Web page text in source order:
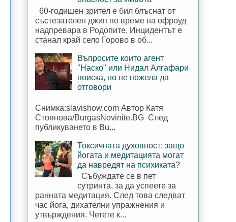
60-годишен зрител е бил блъснат от
състезателен джип по време на офроуд
надпревара в Родопите. Инцидентът е
станал край село Горово в об...
Въпросите които агент
"Наско" или Нидал Алгафари
поиска, но не пожела да
отговори
Снимка:slavishow.com Автор Катя
Стоянова/BurgasNovinite.BG След
публикуването в Bu...
Токсичната духовност: защо
йогата и медитацията могат
да навредят на психиката?
Събуждате се в пет
сутринта, за да успеете за
ранната медитация. След това следват
час йога, дихателни упражнения и
утвърждения. Четете к...